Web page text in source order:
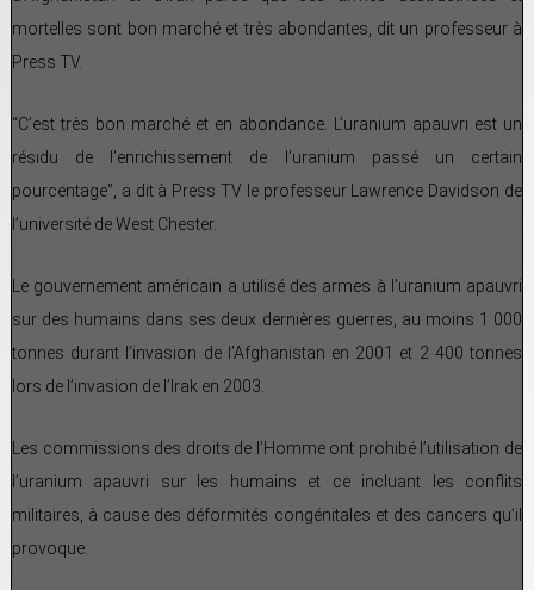
mortelles sont bon marché et très abondantes, dit un professeur à
Press TV.
“C’est très bon marché et en abondance. L’uranium apauvri est un
résidu de l’enrichissement de l’uranium passé un certain
pourcentage”, a dit à Press TV le professeur Lawrence Davidson de
l’université de West Chester.
Le gouvernement américain a utilisé des armes à l’uranium apauvri
sur des humains dans ses deux dernières guerres, au moins 1 000
tonnes durant l’invasion de l’Afghanistan en 2001 et 2 400 tonnes
lors de l’invasion de l’Irak en 2003.
Les commissions des droits de l’Homme ont prohibé l’utilisation de
l’uranium apauvri sur les humains et ce incluant les conflits
militaires, à cause des déformités congénitales et des cancers qu’il
provoque.